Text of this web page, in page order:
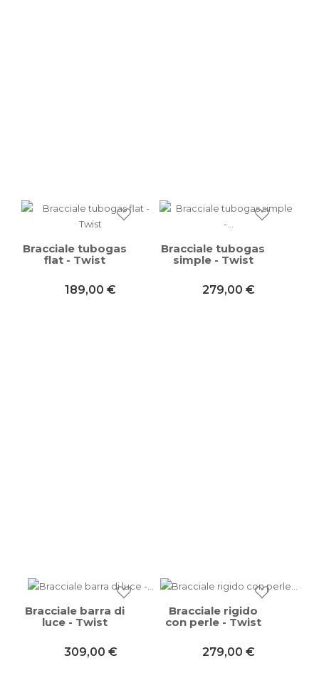
Bracciale tubogas
flat - Twist
189,00 €
Bracciale tubogas
simple - Twist
279,00 €
Bracciale barra di
luce - Twist
309,00 €
Bracciale rigido
con perle - Twist
279,00 €
Wishlist
Accedi al tuo account per creare la tua wishlist.